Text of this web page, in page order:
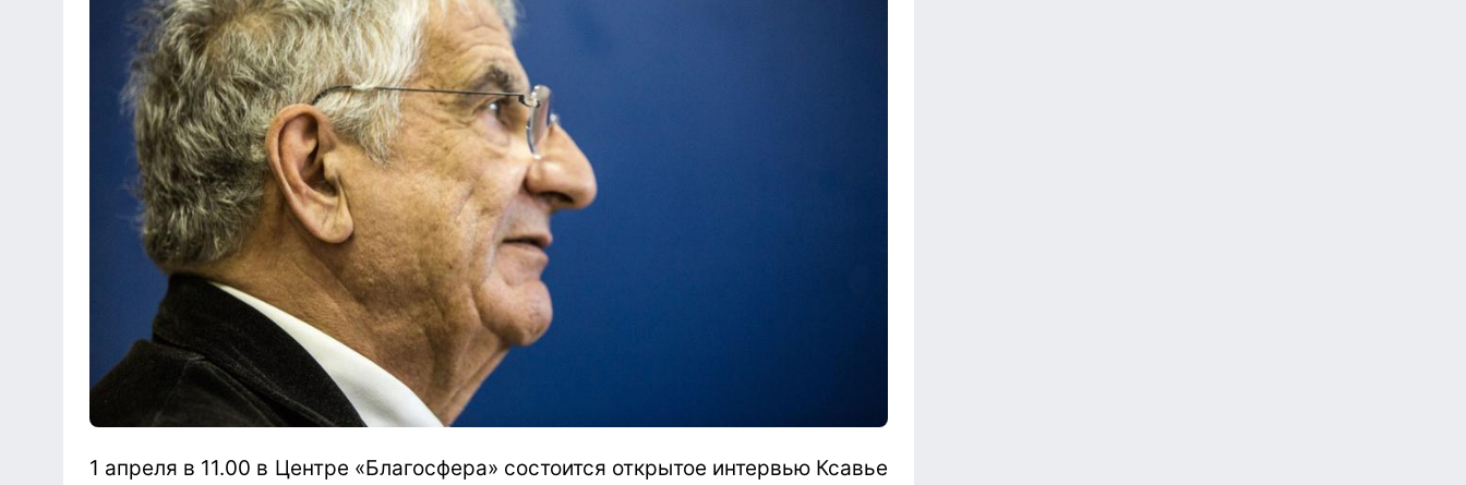
1 апреля в 11.00 в Центре «Благосфера» состоится открытое интервью Ксавье